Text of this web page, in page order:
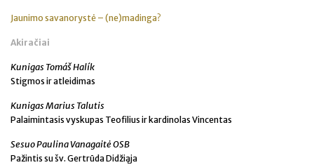
Jaunimo savanorystė – (ne)madinga?
Akiračiai
Kunigas Tomáš Halík
Stigmos ir atleidimas
Kunigas Marius Talutis
Palaimintasis vyskupas Teofilius ir kardinolas Vincentas
Sesuo Paulina Vanagaitė OSB
Pažintis su šv. Gertrūda Didžiąja